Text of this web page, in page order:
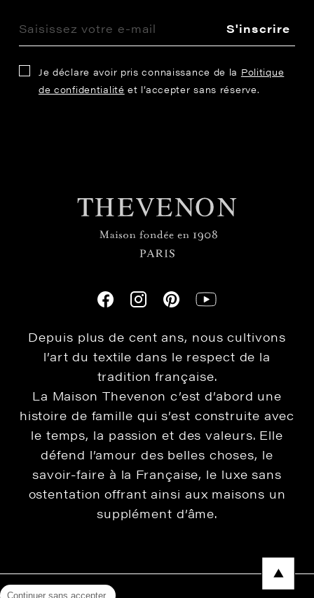
S'inscrire
Je déclare avoir pris connaissance de la Politique
de confidentialité et l’accepter sans réserve.
Depuis plus de cent ans, nous cultivons
l’art du textile dans le respect de la
tradition française.
La Maison Thevenon c’est d’abord une
histoire de famille qui s’est construite avec
le temps, la passion et des valeurs. Elle
défend l’amour des belles choses, le
savoir-faire à la Française, le luxe sans
ostentation offrant ainsi aux maisons un
supplément d’âme.
Continuer sans accepter